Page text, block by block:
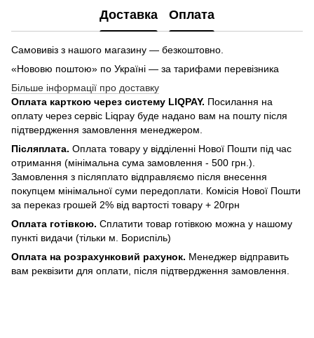
Доставка Оплата
Самовивіз з нашого магазину — безкоштовно.
«Нововю поштою» по Україні — за тарифами перевізника
Більше інформації про доставку
Оплата карткою через систему LIQPAY. Посилання на
оплату через сервіс Liqpay буде надано вам на пошту після
підтвердження замовлення менеджером.
Післяплата. Оплата товару у відділенні Нової Пошти під час
отримання (мінімальна сума замовлення - 500 грн.).
Замовлення з післяплато відправляємо після внесення
покупцем мінімальної суми передоплати. Комісія Нової Пошти
за переказ грошей 2% від вартості товару + 20грн
Оплата готівкою. Сплатити товар готівкою можна у нашому
пункті видачи (тільки м. Бориспіль)
Оплата на розрахунковий рахунок. Менеджер відправить
вам реквізити для оплати, після підтвердження замовлення.